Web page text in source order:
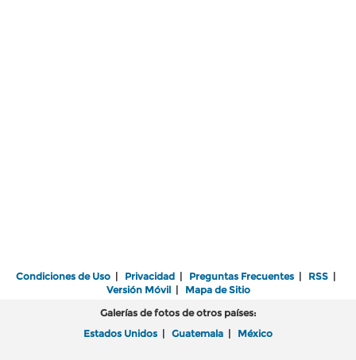
Condiciones de Uso | Privacidad | Preguntas Frecuentes | RSS |
Versión Móvil| Mapa de Sitio
Galerías de fotos de otros países:
Estados Unidos | Guatemala | México